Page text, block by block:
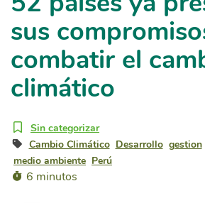
sus
combatir el
climático
Sin categorizar
Cambio Climático Desarrollo gestion
medio ambiente Perú
6 minutos